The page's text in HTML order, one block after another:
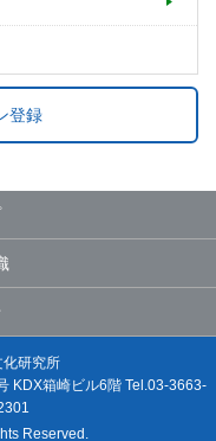
登録
研究所
KDX箱崎ビル6階 Tel.03-3663-
Reserved.